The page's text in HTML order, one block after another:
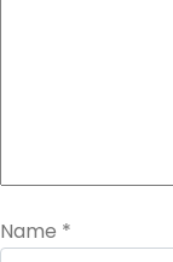
Name *